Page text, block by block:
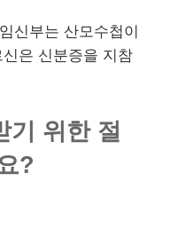
신부는 산모수첩이
은 신분증을 지참
기 위한 절
?